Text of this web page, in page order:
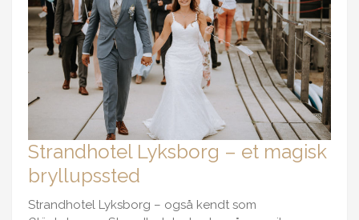
Strandhotel Lyksborg – et magisk
bryllupssted
Strandhotel Lyksborg – også kendt som